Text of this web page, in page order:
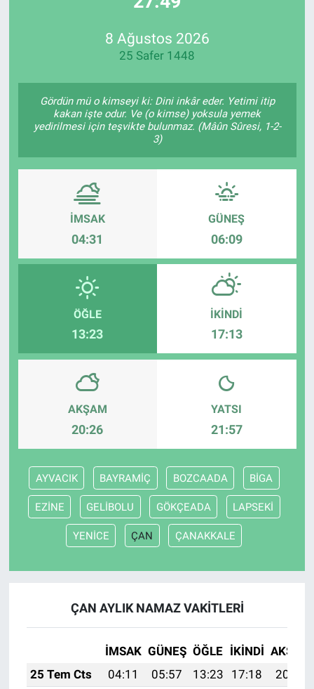
8 Ağustos 2026
25 Safer 1448
Gördün mü o kimseyi ki: Dini inkâr eder. Yetimi itip
kakan işte odur. Ve (o kimse) yoksula yemek
yedirilmesi için teşvikte bulunmaz. (Mâûn Sûresi, 1-2-
3)
İMSAK
04:31
GÜNEŞ
06:09
ÖĞLE
13:23
İKINDI
17:13
AKŞAM
20:26
YATSI
21:57
AYVACIK BAYRAMİÇ BOZCAADA BİGA
EZİNE GELİBOLU GÖKÇEADA LAPSEKİ
YENİCE ÇAN ÇANAKKALE
ÇAN AYLIK NAMAZ VAKITLERI
İMSAK GÜNEŞ ÖĞLE İKINDI AKŞAM
25 Tem Cts
04:11 05:57 13:23 17:18
20:40
Özel Haberler
Kadın
Erişim Bilgileri
Sağlık
Teknoloji
Ramazan